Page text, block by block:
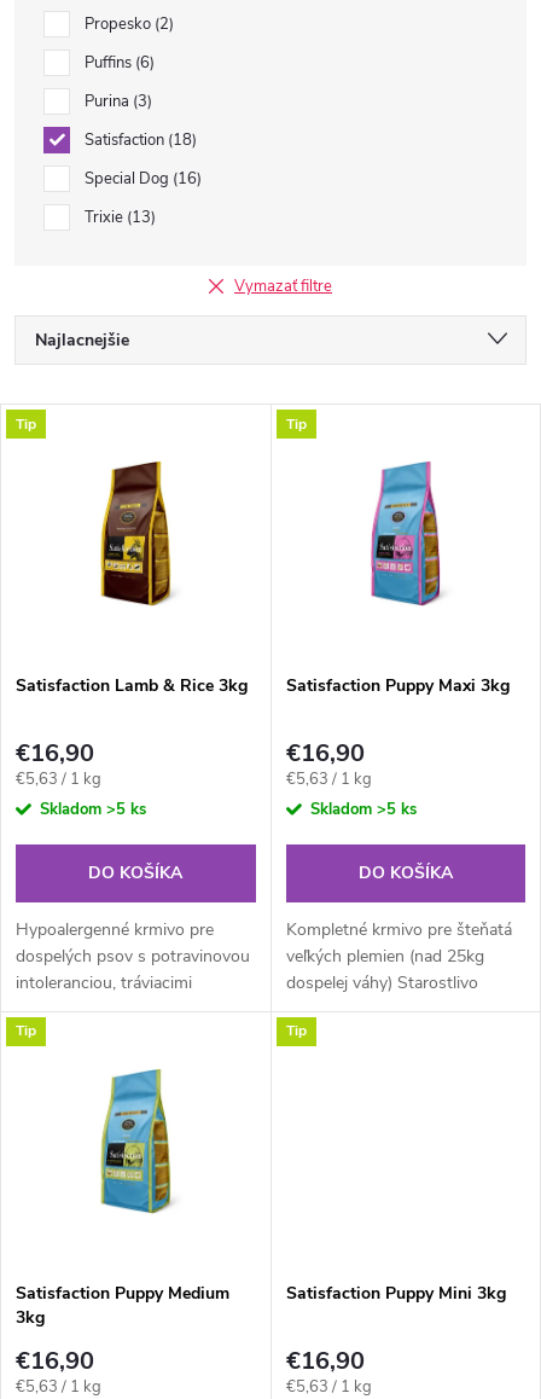
Propesko 2
Puffins 6
Purina 3
Satisfaction 18
Special Dog 16
Trixie 13
Vymazať filtre
R
a
e
p
r
o
d
u
k
Najlacnejšie
Najpredávanejšie
V
s
p
r
o
d
u
k
Tip
Satisfaction Lamb & Rice 3kg
€16,90
Jednotková
cena:
€5,63 / 1 kg
Skladom >5 ks
DO KOŠÍKA
Hypoalergenné krmivo pre
dospelých psov s potravinovou
intoleranciou, tráviacimi
ťažkosťami alebo prejavmi
kožných chorôb. Stredne veľké
Tip
Satisfaction Puppy Maxi 3kg
€16,90
Jednotková
cena:
€5,63 / 1 kg
Skladom >5 ks
DO KOŠÍKA
Kompletné krmivo pre šteňatá
veľkých plemien (nad 25kg
dospelej váhy) Starostlivo
vyberané kvalitné suroviny,
veľký podiel mäsa a ryže robia z
Tip
Satisfaction Puppy Medium
3kg
€16,90
Jednotková
€5,63 / 1 kg
Tip
Satisfaction Puppy Mini 3kg
€16,90
Jednotková
€5,63 / 1 kg